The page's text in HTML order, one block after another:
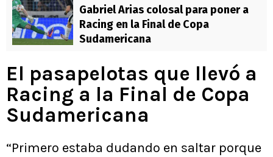
Gabriel Arias colosal para poner a
Racing en la Final de Copa
Sudamericana
El pasapelotas que llevó a
Racing a la Final de Copa
Sudamericana
“Primero estaba dudando en saltar porque